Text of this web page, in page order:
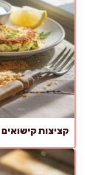
קציצות קישואים ממכרות ב-25